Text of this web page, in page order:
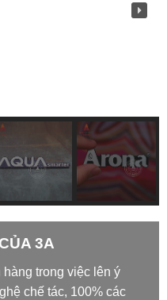
3A
trong việc lên ý
chế tác, 100% các